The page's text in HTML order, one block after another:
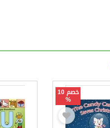
خصم 10
%